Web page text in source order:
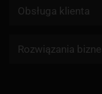
Kontakt
Dlaczego my?
Obsługa klienta
Firmy kurierskie
Rozwiązania